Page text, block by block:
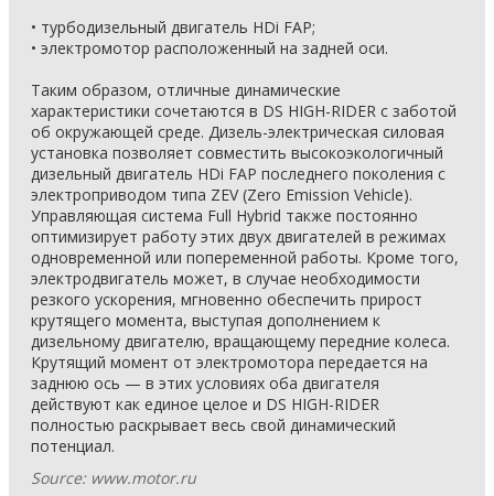
• турбодизельный двигатель HDi FAP;
• электромотор расположенный на задней оси.
Таким образом, отличные динамические
характеристики сочетаются в DS HIGH-RIDER с заботой
об окружающей среде. Дизель-электрическая силовая
установка позволяет совместить высокоэкологичный
дизельный двигатель HDi FAP последнего поколения с
электроприводом типа ZEV (Zero Emission Vehicle).
Управляющая система Full Hybrid также постоянно
оптимизирует работу этих двух двигателей в режимах
одновременной или попеременной работы. Кроме того,
электродвигатель может, в случае необходимости
резкого ускорения, мгновенно обеспечить прирост
крутящего момента, выступая дополнением к
дизельному двигателю, вращающему передние колеса.
Крутящий момент от электромотора передается на
заднюю ось — в этих условиях оба двигателя
действуют как единое целое и DS HIGH-RIDER
полностью раскрывает весь свой динамический
потенциал.
Source: www.motor.ru